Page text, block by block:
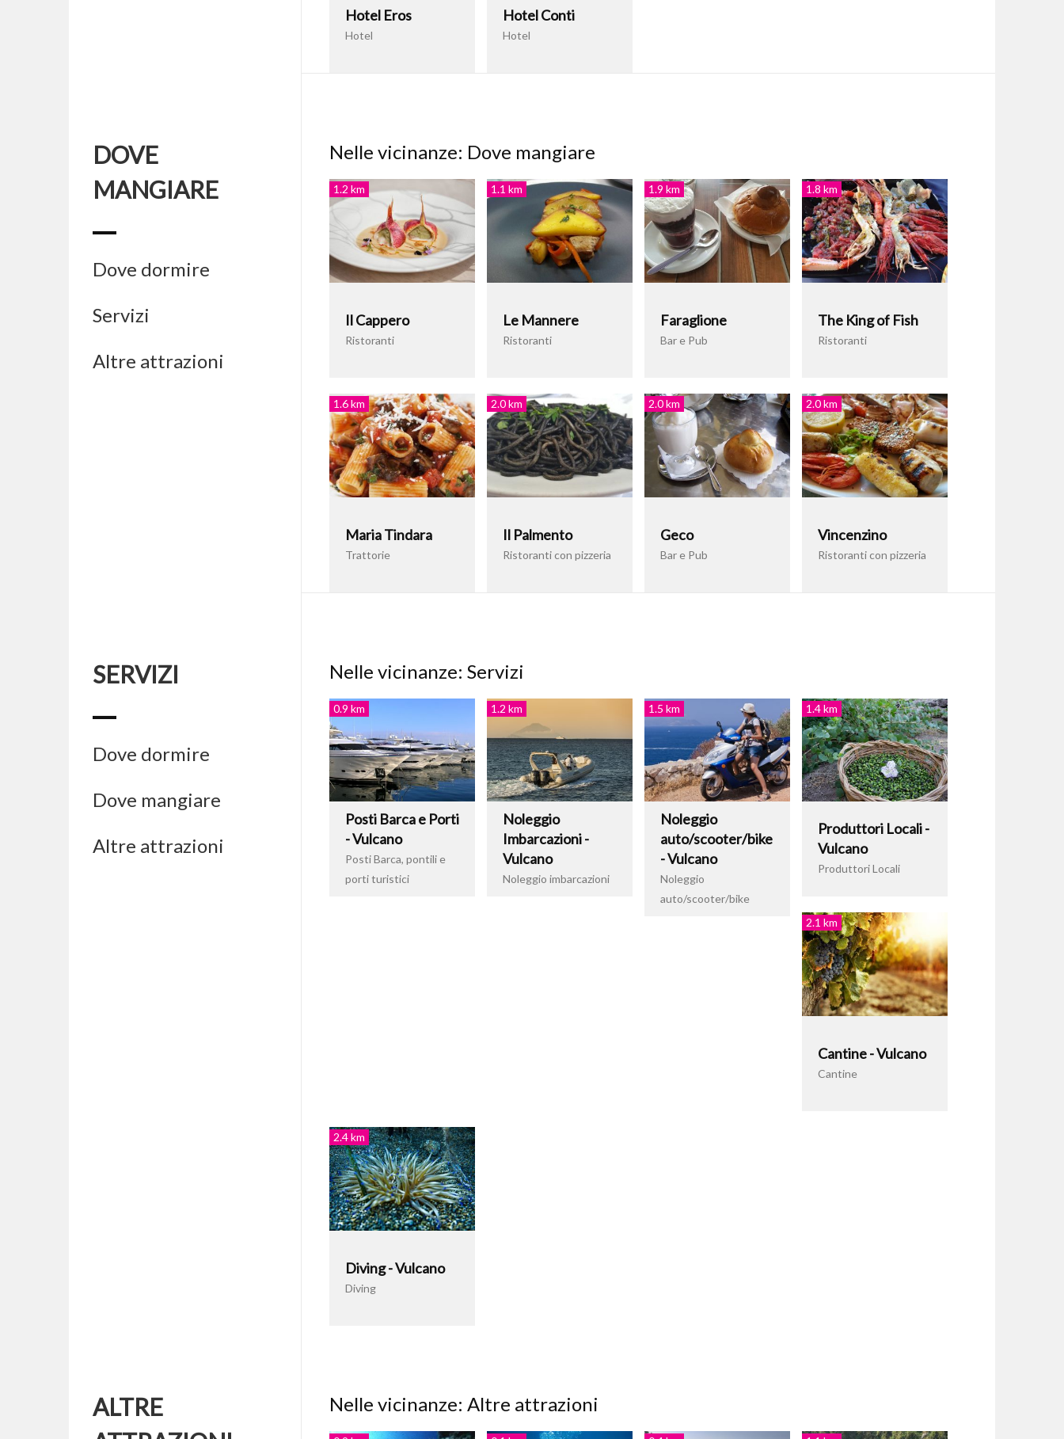
Hotel Eros
Hotel
Hotel Conti
Hotel
DOVE
MANGIARE
Dove dormire
Servizi
Altre attrazioni
Nelle vicinanze: Dove mangiare
1.2 km
Il Cappero
Ristoranti
1.1 km
Le Mannere
Ristoranti
1.9 km
Faraglione
Bar e Pub
1.8 km
The King of Fish
Ristoranti
1.6 km
Maria Tindara
Trattorie
2.0 km
Il Palmento
Ristoranti con pizzeria
2.0 km
Geco
Bar e Pub
2.0 km
Vincenzino
Ristoranti con pizzeria
SERVIZI
Dove dormire
Dove mangiare
Altre attrazioni
Nelle vicinanze: Servizi
0.9 km
Posti Barca e Porti
- Vulcano
Posti Barca, pontili e
porti turistici
1.2 km
Noleggio
Imbarcazioni -
Vulcano
Noleggio imbarcazioni
1.5 km
Noleggio
auto/scooter/bike
- Vulcano
Noleggio
auto/scooter/bike
1.4 km
Produttori Locali -
Vulcano
Produttori Locali
2.1 km
Cantine - Vulcano
Cantine
2.4 km
Diving - Vulcano
Diving
ALTRE
Nelle vicinanze: Altre attrazioni